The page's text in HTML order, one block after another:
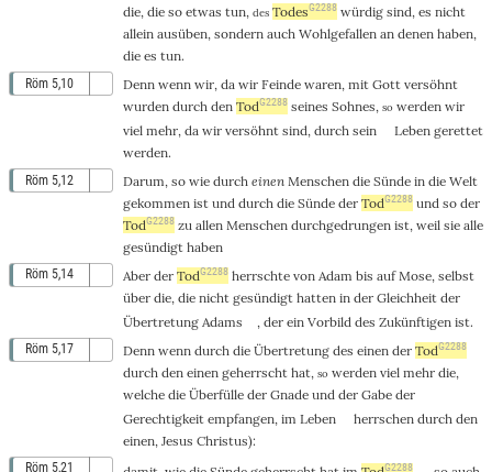
die, die so etwas tun, des TodesG2288 würdig sind, es nicht
allein ausüben, sondern auch Wohlgefallenan denen haben,
diees tun.
Röm 5,10 Denn wennwir, da wir Feinde waren, mit Gott versöhnt
wurden durch den TodG2288 seines Sohnes, sowerden wir
viel mehr, da wir versöhntsind, durch sein Leben gerettet
werden.
Röm 5,12 Darum, so wie durch einen Menschen die Sünde in die Welt
gekommenist und durch die Sünde der TodG2288 und so der
TodG2288 zu allen Menschen durchgedrungenist, weilsie alle
gesündigt haben
Röm 5,14 Aber der TodG2288 herrschte von Adam bis auf Mose, selbst
über die, die nicht gesündigthatten in der Gleichheit der
Übertretung Adams , derein Vorbild des Zukünftigen ist.
Röm 5,17 Denn wenndurch die Übertretung des einen der TodG2288
durch den einen geherrschthat, sowerden viel mehr die,
welche die Überfülle der Gnade und der Gabe der
Gerechtigkeit empfangen, im Leben herrschen durch den
einen, Jesus Christus):
Röm 5,21 G2288